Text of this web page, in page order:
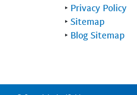
‣ Privacy Policy
‣ Sitemap
‣ Blog Sitemap